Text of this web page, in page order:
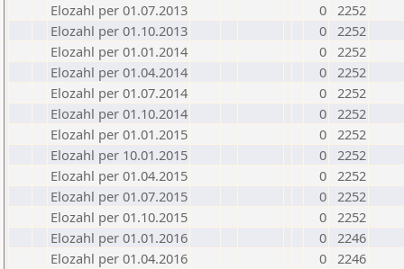
Elozahl per 01.07.2013
0 2252
Elozahl per 01.10.2013
0 2252
Elozahl per 01.01.2014
0 2252
Elozahl per 01.04.2014
0 2252
Elozahl per 01.07.2014
0 2252
Elozahl per 01.10.2014
0 2252
Elozahl per 01.01.2015
0 2252
Elozahl per 10.01.2015
0 2252
Elozahl per 01.04.2015
0 2252
Elozahl per 01.07.2015
0 2252
Elozahl per 01.10.2015
0 2252
Elozahl per 01.01.2016
0 2246
Elozahl per 01.04.2016
0 2246